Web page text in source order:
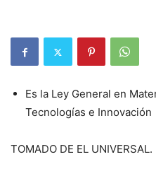
Es la Ley General en
Tecnologías e Innovación
TOMADO DE EL UNIVERSAL.